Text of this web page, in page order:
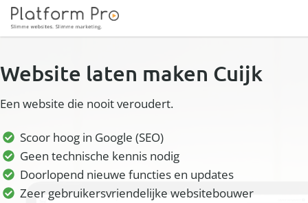
Website laten maken Cuijk
Een website die nooit veroudert.
Scoor hoog in Google (SEO)
Geen technische kennis nodig
Doorlopend nieuwe functies en updates
Zeer gebruikersvriendelijke websitebouwer